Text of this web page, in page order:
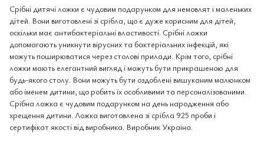
Срібні дитячі ложки є чудовим подарунком для немовлят і маленьких
дітей. Вони виготовлені зі срібла, що є дуже корисним для дітей,
оскільки має антибактеріальні властивості. Срібні ложки
допомагають уникнути вірусних та бактеріальних інфекцій, які
можуть поширюватися через столові прилади. Крім того, срібні
ложки мають елегантний вигляд і можуть бути прикрашеною для
будь-якого столу. Вони можуть бути оздоблені вишуканим малюнком
або іменем дитини, що робить їх особливими та персоналізованими.
Срібна ложка є чудовим подарунком на день народження або
хрещення дитини. Ложка виготовлена зі срібла 925 проби і
сертифікат якості від виробника. Виробник Україна.